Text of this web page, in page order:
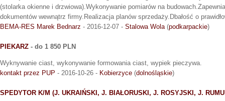
(stolarka okienne i drzwiowa).Wykonywanie pomiarów na
dokumentów wewnątrz firmy.Realizacja planów sprzedaży.Dbałość o
BEMA-RES Marek Bednarz - 2016-12-07 - Stalowa Wola (podkarpackie)
PIEKARZ - do 1 850 PLN
Wyknywanie ciast, wykonywanie formowania ciast, wypiek pieczywa.
kontakt przez PUP - 2016-10-26 - Kobierzyce (dolnośląskie)
SPEDYTOR K/M (J. UKRAIŃSKI, J. BIAŁORUSKI, J. ROSYJSKI, J.